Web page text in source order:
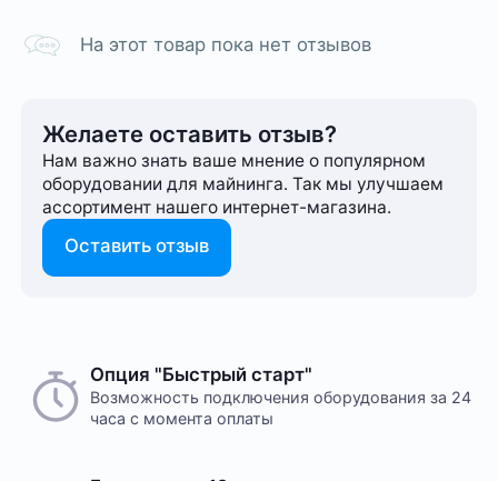
На этот товар пока нет отзывов
Желаете оставить отзыв?
Нам важно знать ваше мнение о популярном
оборудовании для майнинга. Так мы улучшаем
ассортимент нашего интернет-⁠магазина.
Оставить отзыв
Опция "Быстрый старт"
Возможность подключения оборудования за 24
часа с момента оплаты